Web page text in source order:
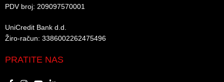
PDV broj: 209097570001 ​
UniCredit Bank d.d.​
Žiro-račun: 3386002262475496​​
PRATITE NAS